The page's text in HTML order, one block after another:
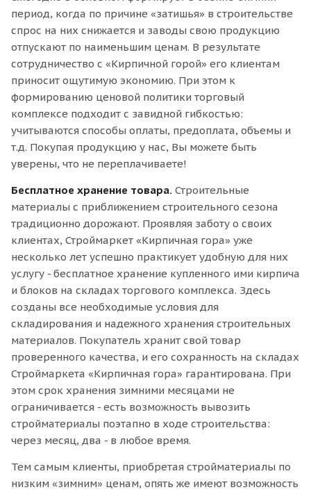
период, когда по причине «затишья» в строительстве
спрос на них снижается и заводы свою продукцию
отпускают по наименьшим ценам. В результате
сотрудничество с «Кирпичной горой» его клиентам
приносит ощутимую экономию. При этом к
формированию ценовой политики торговый
комплексе подходит с завидной гибкостью:
учитываются способы оплаты, предоплата, объемы и
т.д. Покупая продукцию у нас, Вы можете быть
уверены, что не переплачиваете!
Бесплатное хранение товара. Строительные
материалы с приближением строительного сезона
традиционно дорожают. Проявляя заботу о своих
клиентах, Строймаркет «Кирпичная гора» уже
несколько лет успешно практикует удобную для них
услугу - бесплатное хранение купленного ими кирпича
и блоков на складах торгового комплекса. Здесь
созданы все необходимые условия для
складирования и надежного хранения строительных
материалов. Покупатель хранит свой товар
проверенного качества, и его сохранность на складах
Строймаркета «Кирпичная гора» гарантирована. При
этом срок хранения зимними месяцами не
ограничивается - есть возможность вывозить
стройматериалы поэтапно в ходе строительства:
через месяц, два - в любое время.
Тем самым клиенты, приобретая стройматериалы по
низким «зимним» ценам, опять же имеют возможность